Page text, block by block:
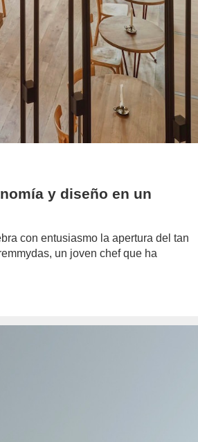
y diseño en un
con entusiasmo la apertura del tan
un joven chef que ha